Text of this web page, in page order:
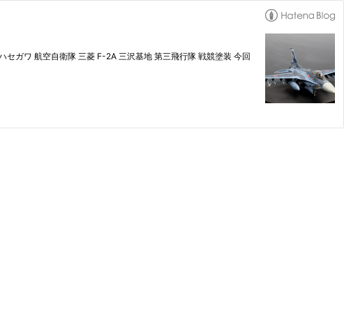
ガワ 航空自衛隊 三菱 F-2A 三沢基地 第三飛行隊 戦競塗装 今回